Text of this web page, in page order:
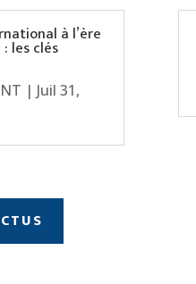
à l’ère
les clés
| Juil 31,